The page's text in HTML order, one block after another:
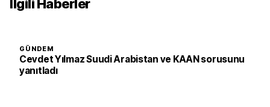
İlgili Haberler
GÜNDEM
Cevdet Yılmaz Suudi Arabistan ve KAAN sorusunu
yanıtladı